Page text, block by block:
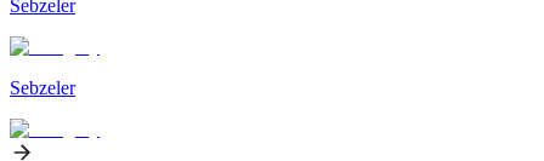
Sebzeler
Sebzeler